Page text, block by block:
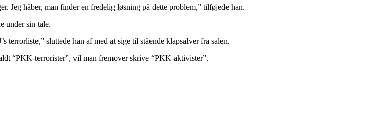
Jeg håber, man finder en fredelig løsning på dette problem,” tilføjede han.
under sin tale.
sluttede han af med at sige til stående klapsalver fra salen.
“PKK-terrorister”, vil man fremover skrive “PKK-aktivister”.